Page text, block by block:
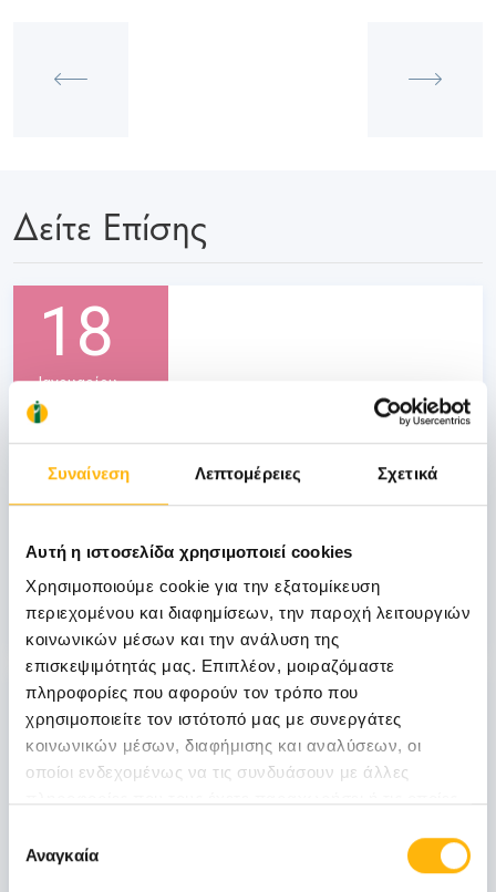
Συναίνεση Λεπτομέρειες Σχετικά
Αυτή η ιστοσελίδα χρησιμοποιεί cookies
Χρησιμοποιούμε cookie για την εξατομίκευση
περιεχομένου και διαφημίσεων, την παροχή λειτουργιών
κοινωνικών μέσων και την ανάλυση της
επισκεψιμότητάς μας. Επιπλέον, μοιραζόμαστε
πληροφορίες που αφορούν τον τρόπο που
χρησιμοποιείτε τον ιστότοπό μας με συνεργάτες
κοινωνικών μέσων, διαφήμισης και αναλύσεων, οι
οποίοι ενδεχομένως να τις συνδυάσουν με άλλες
των υπηρεσιών τους.
συγκατάθεσης
Αναγκαία
Δείτε Επίσης
18
Ιανουαρίου
ΜΑΙΕΥΤΙΚΗ - ΓΥΝΑΙΚΟΛΟΓΙΚΗ
1η Επιστημονική Ημερίδα Μαιευτικής-
ΙΑΣΩ Θεσσαλίας, 18.01.14, ΙΑΣΩ
Θεσσαλίας, Λάρισα
Μάθετε Περισσότερα
18
Ιανουαρίου
ΜΑΙΕΥΤΙΚΗ - ΓΥΝΑΙΚΟΛΟΓΙΚΗ